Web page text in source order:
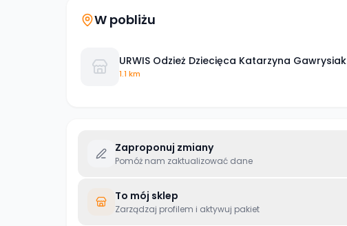
W pobliżu
URWIS Odzież Dziecięca Katarzyna Gawrysiak
1.1 km
Zaproponuj zmiany
Pomóż nam zaktualizować dane
To mój sklep
Zarządzaj profilem i aktywuj pakiet